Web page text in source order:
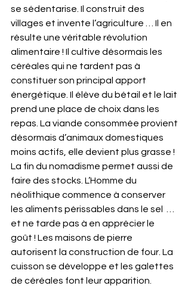
se sédentarise. Il construit des
villages et invente l’agriculture … Il en
résulte une véritable révolution
alimentaire ! Il cultive désormais les
céréales qui ne tardent pas à
constituer son principal apport
énergétique. Il élève du bétail et le lait
prend une place de choix dans les
repas. La viande consommée provient
désormais d’animaux domestiques
moins actifs, elle devient plus grasse !
La fin du nomadisme permet aussi de
faire des stocks. L’Homme du
néolithique commence à conserver
les aliments périssables dans le sel  …
et ne tarde pas à en apprécier le
goût ! Les maisons de pierre
autorisent la construction de four. La
cuisson se développe et les galettes
de céréales font leur apparition.